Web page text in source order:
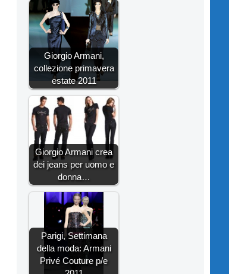
Giorgio Armani,
collezione primavera
estate 2011
Giorgio Armani crea
dei jeans per uomo e
donna…
Parigi, Settimana
della moda: Armani
Privé Couture p/e